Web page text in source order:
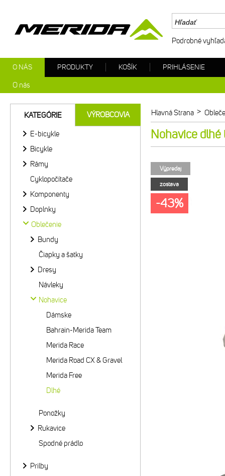
Hlavná Strana >
Nohavice
Výpredaj
zostava
-43%
KATEGÓRIE VÝROBCOVIA
E-bicykle
Bicykle
Rámy
Cyklopočítače
Komponenty
Doplnky
Oblečenie
Bundy
Čiapky a šatky
Dresy
Návleky
Nohavice
Dámske
Bahrain-Merida Team
Merida Race
Merida Road CX & Gravel
Merida Free
Dlhé
Ponožky
Rukavice
Spodné prádlo
Prilby
Podrobné
O NÁS
O nás
PRODUKTY KOŠÍK PRIHLÁSENIE